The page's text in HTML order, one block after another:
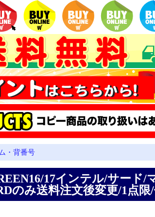
・背番号
17インテル/サード/
のみ送料注文後変更/1点限